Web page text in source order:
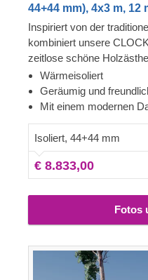
44+44 mm), 4x3 m, 12
Inspiriert von der
kombiniert unsere
zeitlose schöne
Dieses geräumige
ihrer riesigen Fenster und
Vorderseite des
gemütlicher Rückzugsort
Treffpunkt mit Familie
Wärmeisoliert
Geräumig und
Mit einem modernen
Isoliert, 44+44 mm
€ 8.833,00
Fotos